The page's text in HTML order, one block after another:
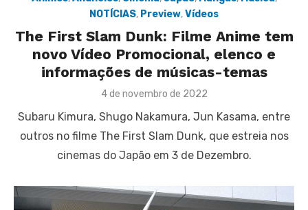
NOTÍCIAS, Preview,Vídeos
The First Slam Dunk: Filme Anime tem
novo Vídeo Promocional, elenco e
informações de músicas-temas
Posted
4 de novembro de 2022
Subaru Kimura, Shugo Nakamura, Jun Kasama, entre
outros no filme The First Slam Dunk, que estreia nos
cinemas do Japão em 3 de Dezembro.